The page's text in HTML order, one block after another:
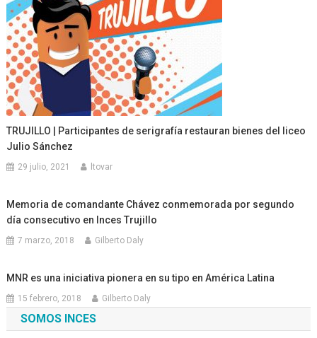
TRUJILLO | Participantes de serigrafía restauran bienes del liceo
Julio Sánchez
29 julio, 2021 ltovar
Memoria de comandante Chávez conmemorada por segundo
día consecutivo en Inces Trujillo
7 marzo, 2018 Gilberto Daly
MNR es una iniciativa pionera en su tipo en América Latina
15 febrero, 2018 Gilberto Daly
SOMOS INCES